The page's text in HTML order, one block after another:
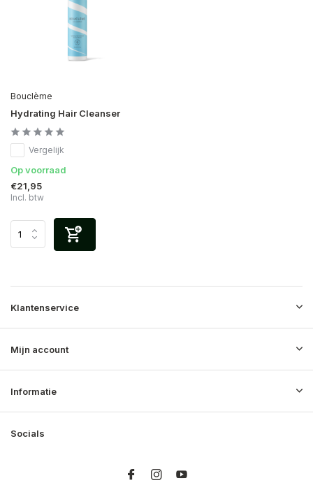
Bouclème
Hydrating Hair Cleanser
Vergelijk
Op voorraad
€21,95
Incl. btw
Klantenservice
Mijn account
Informatie
Socials